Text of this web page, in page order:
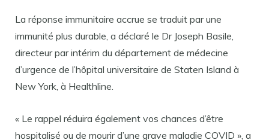
La réponse immunitaire accrue se traduit par une
immunité plus durable, a déclaré le Dr Joseph Basile,
directeur par intérim du département de médecine
d’urgence de l’hôpital universitaire de Staten Island à
New York, à Healthline.
« Le rappel réduira également vos chances d’être
hospitalisé ou de mourir d’une grave maladie COVID », a